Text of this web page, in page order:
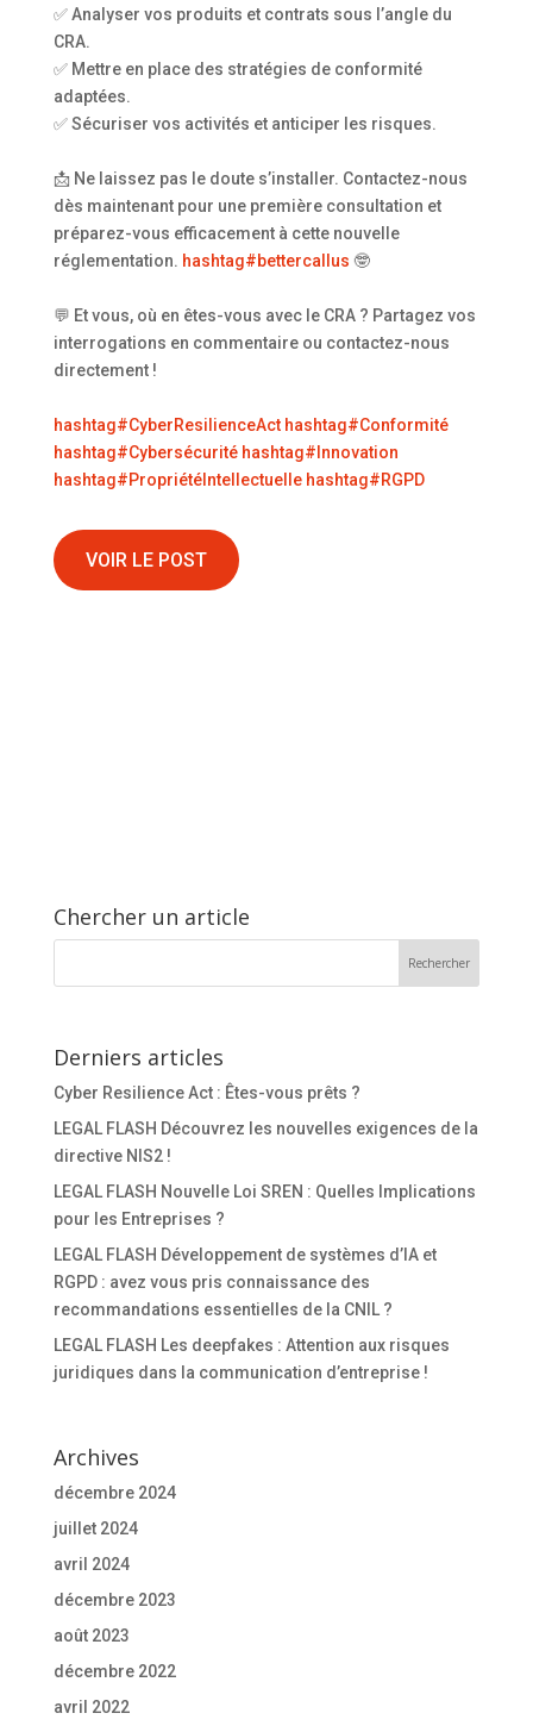
✅ Analyser vos produits et contrats sous l’angle du
CRA.
✅ Mettre en place des stratégies de conformité
adaptées.
✅ Sécuriser vos activités et anticiper les risques.
📩 Ne laissez pas le doute s’installer. Contactez-nous
dès maintenant pour une première consultation et
préparez-vous efficacement à cette nouvelle
réglementation. hashtag#bettercallus 🤓
💬 Et vous, où en êtes-vous avec le CRA ? Partagez vos
interrogations en commentaire ou contactez-nous
directement !
hashtag#CyberResilienceAct hashtag#Conformité
hashtag#Cybersécurité hashtag# Innovation
hashtag#PropriétéIntellectuelle hashtag#RGPD
VOIR LE POST
Chercher un article
Derniers articles
Cyber Resilience Act : Êtes-vous prêts ?
LEGAL FLASH Découvrez les nouvelles exigences de la
directive NIS2 !
LEGAL FLASH Nouvelle Loi SREN : Quelles Implications
pour les Entreprises ?
LEGAL FLASH Développement de systèmes d’IA et
RGPD : avez vous pris connaissance des
recommandations essentielles de la CNIL ?
LEGAL FLASH Les deepfakes : Attention aux risques
juridiques dans la communication d’entreprise !
Archives
décembre 2024
juillet 2024
avril 2024
décembre 2023
août 2023
décembre 2022
avril 2022